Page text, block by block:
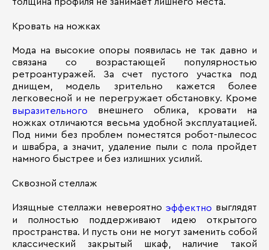
Кровать на ножках
Мода на высокие опоры появилась не так давно и
связана со возрастающей популярностью
ретроантуражей. За счет пустого участка под
днищем, модель зрительно кажется более
легковесной и не перегружает обстановку. Кроме
выразительного внешнего облика, кровати на
ножках отличаются весьма удобной эксплуатацией.
Под ними без проблем поместятся робот-пылесос
и швабра, а значит, удаление пыли с пола пройдет
намного быстрее и без излишних усилий.
Сквозной стеллаж
Изящные стеллажи невероятно эффектно выглядят
и полностью поддерживают идею открытого
пространства. И пусть они не могут заменить собой
классический закрытый шкаф, наличие такой